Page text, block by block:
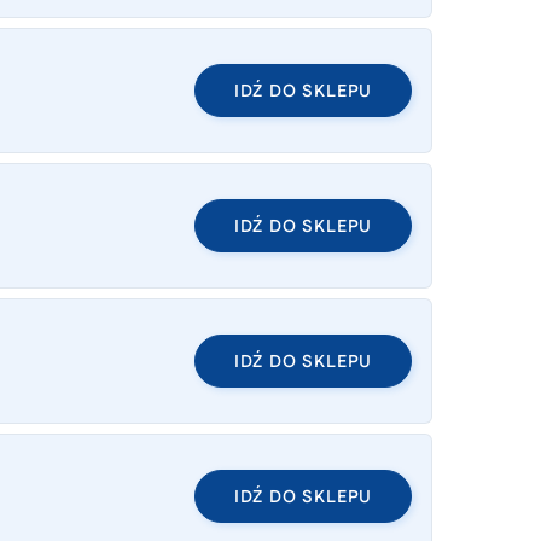
IDŹ DO SKLEPU
IDŹ DO SKLEPU
IDŹ DO SKLEPU
IDŹ DO SKLEPU